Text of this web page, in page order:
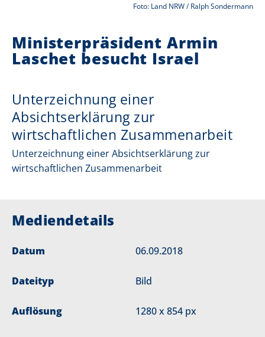
e
r
Foto: Land NRW / Ralph Sondermann
Ministerpräsident Armin
Laschet besucht Israel
Unterzeichnung einer
Absichtserklärung zur
wirtschaftlichen Zusammenarbeit
Unterzeichnung einer Absichtserklärung zur
wirtschaftlichen Zusammenarbeit
Mediendetails
Datum 06.09.2018
Dateityp Bild
Auflösung 1280 x 854 px